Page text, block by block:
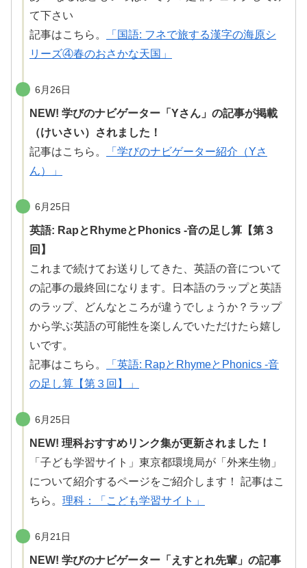
て下さい
記事はこちら。
「国語: フネで旅する漢字の海原シ
リーズ④春のおさかな天国」
6月26日
NEW! 学びのナビゲーター「Yさん」の記事が掲載
（けいさい）されました！
記事はこちら。
「学びのナビゲーター紹介（Yさ
ん）」
6月25日
英語: RapとRhymeとPhonics -音の足し算【第３
回】
これまで続けてお送りしてきた、英語の音について
の記事の最終回になります。日本語のラップと英語
のラップ、どんなところが違うでしょうか？ラップ
から学ぶ英語の可能性を楽しんでいただけたら嬉し
いです。
記事はこちら。
「英語: RapとRhymeとPhonics -音
の足し算【第３回】」
6月25日
NEW! 理科おすすめリンク集が更新されました！
「子ども学習サイト」東京都環境局が「 外来生物 」
について紹介するページをご紹介します！ 記事はこ
ちら。 理科：「こども学習サイト」
6月21日
NEW! 学びのナビゲーター「えすとれ先輩」の記事